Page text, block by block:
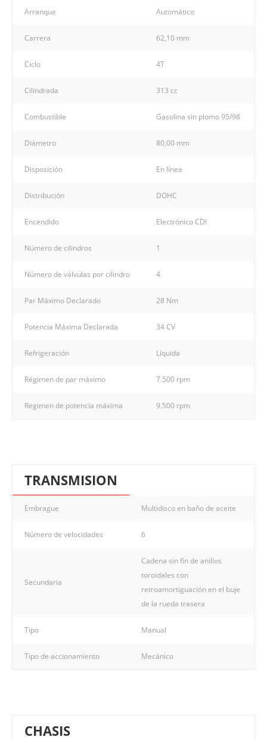
Arranque Automático
Carrera 62,10 mm
Ciclo 4T
Cilindrada 313 cc
Combustible Gasolina sin plomo 95/98
Diámetro 80,00 mm
Disposición En línea
Distribución DOHC
Encendido Electrónico CDI
Número de cilindros 1
Número de válvulas por cilindro 4
Par Máximo Declarado 28 Nm
Potencia Máxima Declarada 34 CV
Refrigeración Líquida
Régimen de par máximo 7.500 rpm
Regimen de potencia máxima 9.500 rpm
TRANSMISION
Embrague Multidisco en baño de aceite
Número de velocidades 6
Secundaria
Cadena sin fin de anillos
toroidales con
retroamortiguación en el buje
de la rueda trasera
Tipo Manual
Tipo de accionamiento Mecánico
CHASIS